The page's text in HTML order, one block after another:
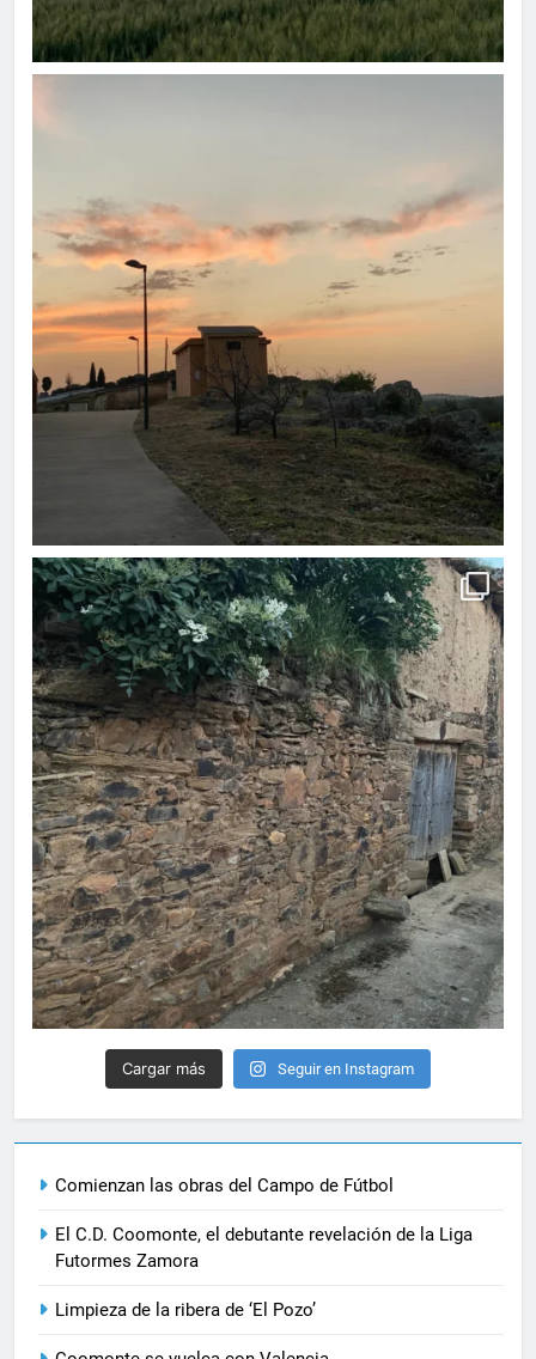
Cargar más Seguir en Instagram
Comienzan las obras del Campo de Fútbol
El C.D. Coomonte, el debutante revelación de la Liga
Futormes Zamora
Limpieza de la ribera de ‘El Pozo’